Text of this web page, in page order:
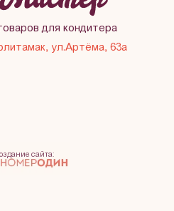
для кондитера
ул.Артёма, 63а
сайта: